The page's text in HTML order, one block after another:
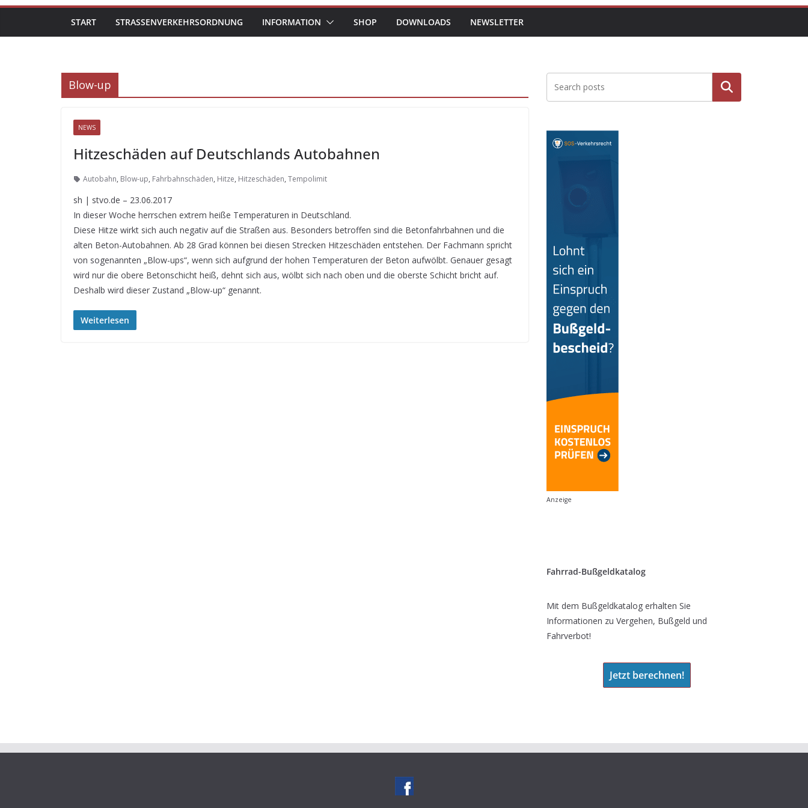
START STRASSENVERKEHRSORDNUNG INFORMATION SHOP DOWNLOADS NEWSLETTER
Blow-up
NEWS
Hitzeschäden auf Deutschlands Autobahnen
Autobahn, Blow-up, Fahrbahnschäden, Hitze, Hitzeschäden, Tempolimit
sh | stvo.de – 23.06.2017
In dieser Woche herrschen extrem heiße Temperaturen in Deutschland.
Diese Hitze wirkt sich auch negativ auf die Straßen aus. Besonders betroffen sind die Betonfahrbahnen und die
alten Beton-Autobahnen. Ab 28 Grad können bei diesen Strecken Hitzeschäden entstehen. Der Fachmann spricht
von sogenannten „Blow-ups“, wenn sich aufgrund der hohen Temperaturen der Beton aufwölbt. Genauer gesagt
wird nur die obere Betonschicht heiß, dehnt sich aus, wölbt sich nach oben und die oberste Schicht bricht auf.
Deshalb wird dieser Zustand „Blow-up“ genannt.
Weiterlesen
Suche
Anzeige
Fahrrad-Bußgeldkatalog
Mit dem Bußgeldkatalog erhalten Sie
Informationen zu Vergehen, Bußgeld und
Fahrverbot!
Jetzt berechnen!